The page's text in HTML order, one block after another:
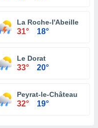
La Roche-l'Abeille
31° 18°
Le Dorat
33° 20°
Peyrat-le-Château
32° 19°